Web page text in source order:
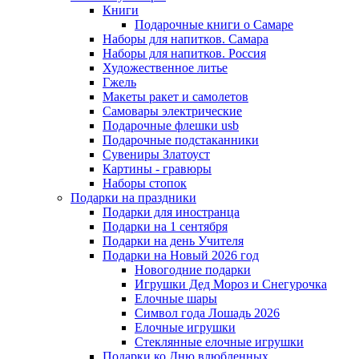
Книги
Подарочные книги о Самаре
Наборы для напитков. Самара
Наборы для напитков. Россия
Художественное литье
Гжель
Макеты ракет и самолетов
Самовары электрические
Подарочные флешки usb
Подарочные подстаканники
Сувениры Златоуст
Картины - гравюры
Наборы стопок
Подарки на праздники
Подарки для иностранца
Подарки на 1 сентября
Подарки на день Учителя
Подарки на Новый 2026 год
Новогодние подарки
Игрушки Дед Мороз и Снегурочка
Елочные шары
Символ года Лошадь 2026
Елочные игрушки
Стеклянные елочные игрушки
Подарки ко Дню влюбленных